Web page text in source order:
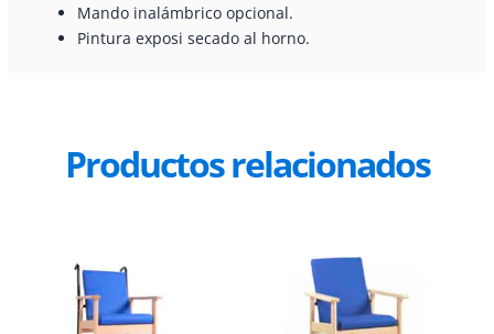
Mando inalámbrico opcional.
Pintura exposi secado al horno.
Productos relacionados